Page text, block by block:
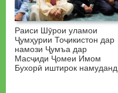
Раиси Шӯрои уламои
Ҷумҳурии Тоҷикистон дар
намози Ҷумъа дар
Масҷиди Ҷомеи Имом
Бухорӣ иштирок намуданд